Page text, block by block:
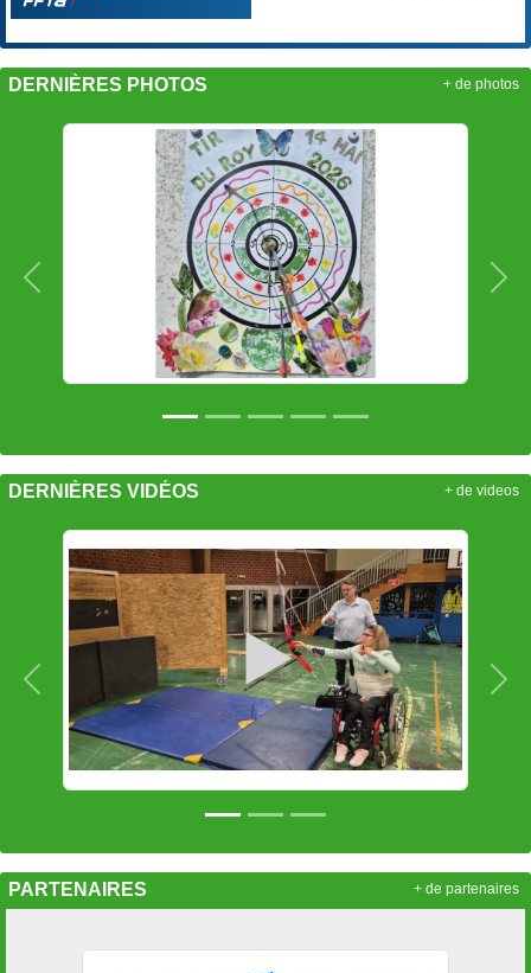
DERNIÈRES PHOTOS
Précedent
+ de photos
DERNIÈRES VIDÉOS
Précedent
+ de videos
PARTENAIRES + de partenaires